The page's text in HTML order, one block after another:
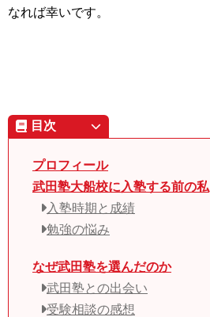
なれば幸いです。
目次
プロフィール
武田塾大船校に入塾する前の私
入塾時期と成績
勉強の悩み
なぜ武田塾を選んだのか
武田塾との出会い
受験相談の感想